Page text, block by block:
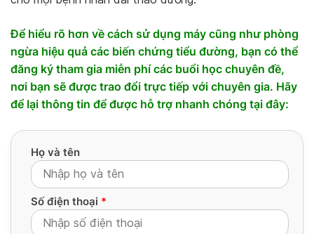
Để hiểu rõ hơn về cách sử dụng máy cũng như phòng
ngừa hiệu quả các biến chứng tiểu đường, bạn có thể
đăng ký tham gia miễn phí các buổi học chuyên đề,
nơi bạn sẽ được trao đổi trực tiếp với chuyên gia. Hãy
để lại thông tin để được hỗ trợ nhanh chóng tại đây:
Họ và tên
Số điện thoại *